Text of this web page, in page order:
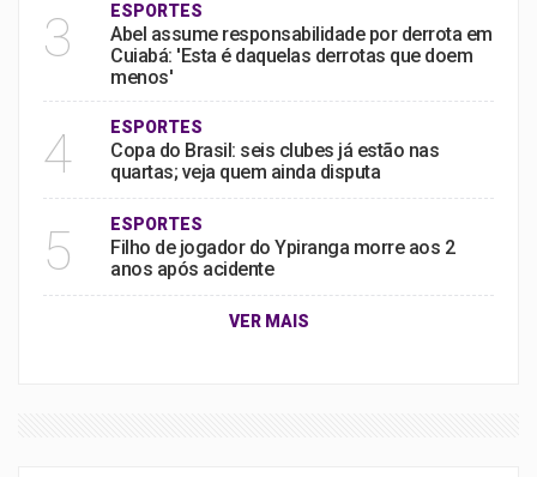
3 ESPORTES
Abel assume responsabilidade por derrota em
Cuiabá: 'Esta é daquelas derrotas que doem
menos'
4 ESPORTES
Copa do Brasil: seis clubes já estão nas
quartas; veja quem ainda disputa
5 ESPORTES
Filho de jogador do Ypiranga morre aos 2
anos após acidente
VER MAIS